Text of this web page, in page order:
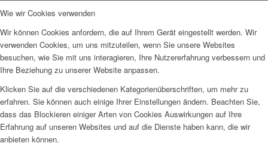
Wie wir Cookies verwenden
Wir können Cookies anfordern, die auf Ihrem Gerät eingestellt werden. Wir
verwenden Cookies, um uns mitzuteilen, wenn Sie unsere Websites
besuchen, wie Sie mit uns interagieren, Ihre Nutzererfahrung verbessern und
Ihre Beziehung zu unserer Website anpassen.
Klicken Sie auf die verschiedenen Kategorienüberschriften, um mehr zu
erfahren. Sie können auch einige Ihrer Einstellungen ändern. Beachten Sie,
dass das Blockieren einiger Arten von Cookies Auswirkungen auf Ihre
Erfahrung auf unseren Websites und auf die Dienste haben kann, die wir
anbieten können.